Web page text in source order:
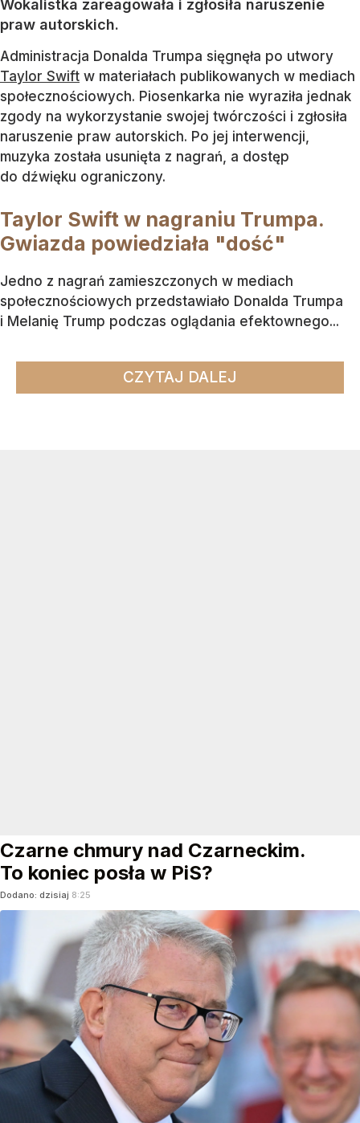
Wokalistka zareagowała i zgłosiła naruszenie
praw autorskich.
Administracja Donalda Trumpa sięgnęła po utwory
Taylor Swift w materiałach publikowanych w mediach
społecznościowych. Piosenkarka nie wyraziła jednak
zgody na wykorzystanie swojej twórczości i zgłosiła
naruszenie praw autorskich. Po jej interwencji,
muzyka została usunięta z nagrań, a dostęp
do dźwięku ograniczony.
Taylor Swift w nagraniu Trumpa.
Gwiazda powiedziała "dość"
Jedno z nagrań zamieszczonych w mediach
społecznościowych przedstawiało Donalda Trumpa
i Melanię Trump podczas oglądania efektownego...
CZYTAJ DALEJ
Czarne chmury nad Czarneckim.
To koniec posła w PiS?
Dodano: dzisiaj 8:25